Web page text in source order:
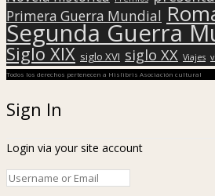
Primera Guerra Mundial
Segunda Guerra
Siglo XIX siglo XVI siglo XX Viajes
Todos los derechos pertenecen a Hislibris Asociación cultural
Sign In
Login via your site account